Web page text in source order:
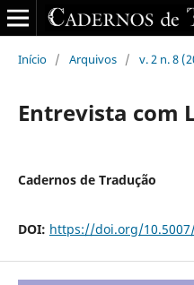
Início / Arquivos / v. 2 n. 8
Entrevista com
Cadernos de Tradução
DOI: https://doi.org/